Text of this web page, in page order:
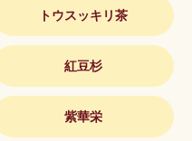
トウスッキリ茶
紅豆杉
紫華栄